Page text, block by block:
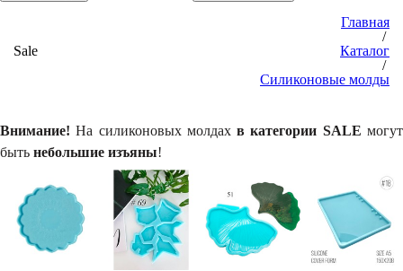
Sale
Главная
/
Каталог
/
Силиконовые молды
Внимание! На силиконовых молдахв категории SALE могут
быть небольшие изъяны!